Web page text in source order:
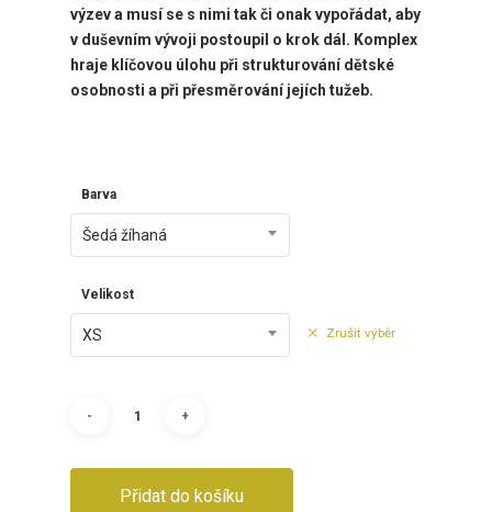
výzev a musí se s nimi tak či onak vypořádat, aby
v duševním vývoji postoupil o krok dál. Komplex
hraje klíčovou úlohu při strukturování dětské
osobnosti a při přesměrování jejích tužeb.
Barva
Šedá žíhaná
Velikost
XS Zrušit výběr
Přidat do košíku